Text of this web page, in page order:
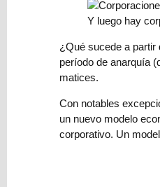
Últimos
Reseña:
Tormenta
un
wargame
por
Y luego hay
¿Qué sucede a partir
período de anarquía
matices.
Con notables
un nuevo modelo
corporativo. Un